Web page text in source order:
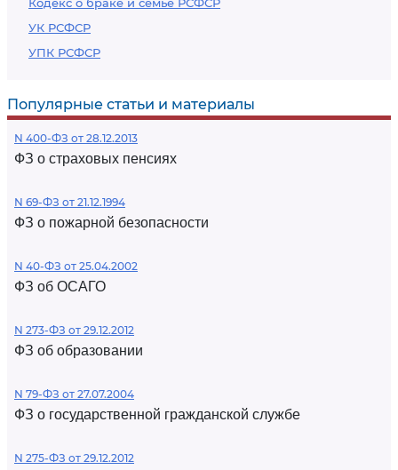
УК РСФСР
УПК РСФСР
Популярные статьи и материалы
N 400-ФЗ от 28.12.2013
ФЗ о страховых пенсиях
N 69-ФЗ от 21.12.1994
ФЗ о пожарной безопасности
N 40-ФЗ от 25.04.2002
ФЗ об ОСАГО
N 273-ФЗ от 29.12.2012
ФЗ об образовании
N 79-ФЗ от 27.07.2004
ФЗ о государственной гражданской службе
N 275-ФЗ от 29.12.2012